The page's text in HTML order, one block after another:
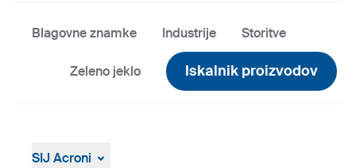
Blagovne znamke Industrije Storitve
Zeleno jeklo Iskalnik proizvodov
SIJ Acroni